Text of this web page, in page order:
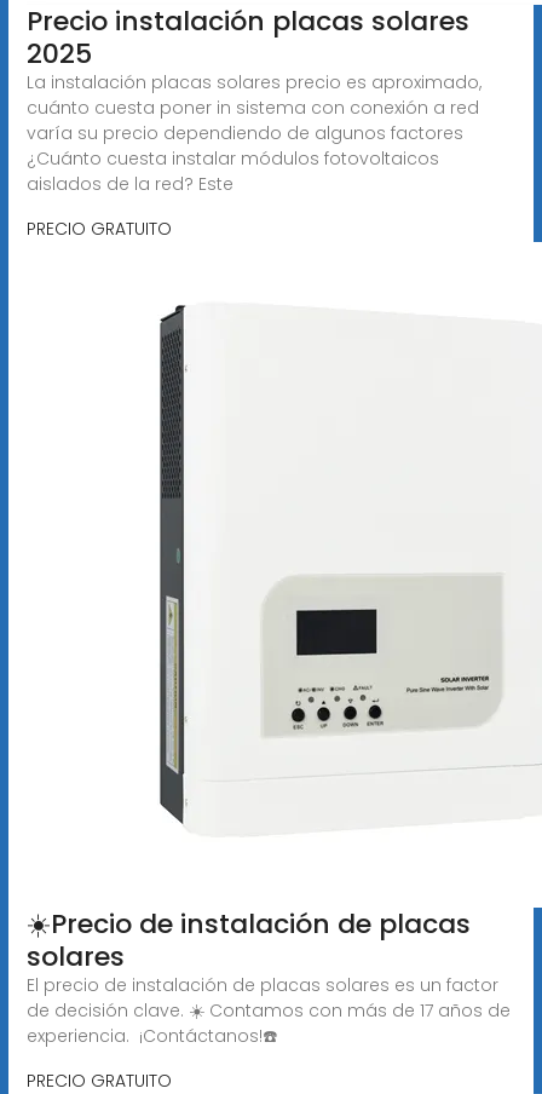
Precio instalación placas solares
2025
La instalación placas solares precio es aproximado,
cuánto cuesta poner in sistema con conexión a red
varía su precio dependiendo de algunos factores
¿Cuánto cuesta instalar módulos fotovoltaicos
aislados de la red? Este
PRECIO GRATUITO
☀️Precio de instalación de placas
solares
El precio de instalación de placas solares es un factor
de decisión clave. ☀️ Contamos con más de 17 años de
experiencia. ️ ¡Contáctanos!☎️
PRECIO GRATUITO